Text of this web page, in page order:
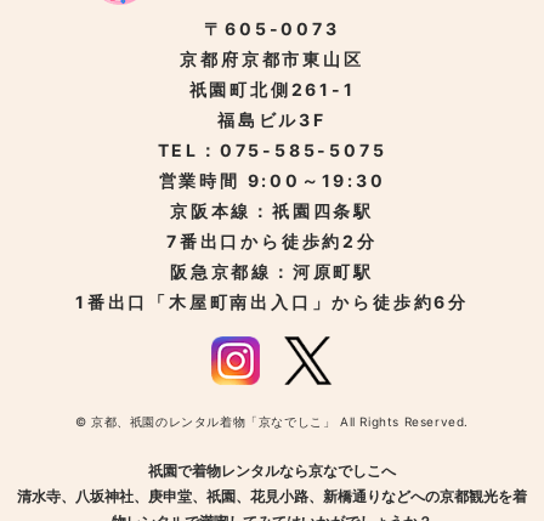
〒605-0073
京都府京都市東山区
祇園町北側261-1
福島ビル3F
TEL：075-585-5075
営業時間 9:00～19:30
京阪本線：祇園四条駅
7番出口から徒歩約2分
阪急京都線：河原町駅
1番出口「木屋町南出入口」から徒歩約6分
© 京都、祇園のレンタル着物「京なでしこ」 All Rights Reserved.
祇園で着物レンタルなら京なでしこへ
清水寺、八坂神社、庚申堂、祇園、花見小路、新橋通りなどへの京都観光を着